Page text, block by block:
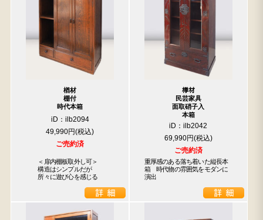
楢材
棚付
時代本箱
iD：ilb2094
49,990円
ご売約済
＜扉内棚板取外し可＞
構造はシンプルだが
所々に遊び心を感じる
﨔材
民芸家具
面取硝子入
本箱
iD：ilb2042
69,990円
ご売約済
重厚感のある落ち着いた縦長本
箱　時代物の雰囲気をモダンに
演出